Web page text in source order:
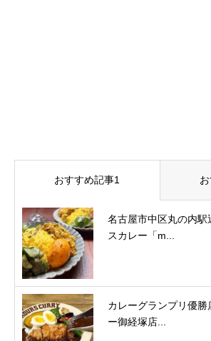
おすすめ記事1
名古屋市中区丸の内駅
スカレー「m...
カレーグランプリ優
ー御経塚店...